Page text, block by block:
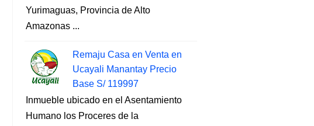
Yurimaguas, Provincia de Alto
Amazonas ...
Remaju Casa en Venta en
Ucayali Manantay Precio
Base S/ 119997
Inmueble ubicado en el Asentamiento
Humano los Proceres de la